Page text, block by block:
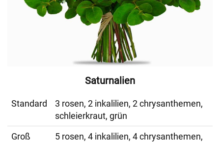
Saturnalien
Standard
3 rosen, 2 inkalilien, 2 chrysanthemen,
schleierkraut, grün
Groß
5 rosen, 4 inkalilien, 4 chrysanthemen,